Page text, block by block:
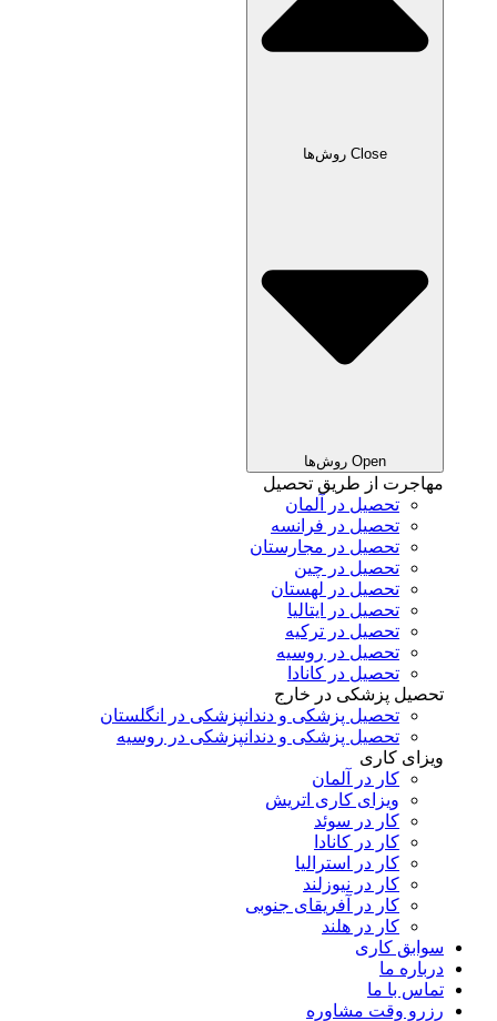
Close روش‌ها
Open روش‌ها
مهاجرت از طریق تحصیل
تحصیل در آلمان
تحصیل در فرانسه
تحصیل در مجارستان
تحصیل در چین
تحصیل در لهستان
تحصیل در ایتالیا
تحصیل در ترکیه
تحصیل در روسیه
تحصیل در کانادا
تحصیل پزشکی در خارج
تحصیل پزشکی و دندانپزشکی در انگلستان
تحصیل پزشکی و دندانپزشکی در روسیه
ویزای کاری
کار در آلمان
ویزای کاری اتریش
کار در سوئد
کار در کانادا
کار در استرالیا
کار در نیوزلند
کار در آفریقای جنوبی
کار در هلند
سوابق کاری
درباره ما
تماس با ما
رزرو وقت مشاوره